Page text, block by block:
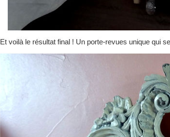
Et voilà le résultat final ! Un porte-revues unique qui